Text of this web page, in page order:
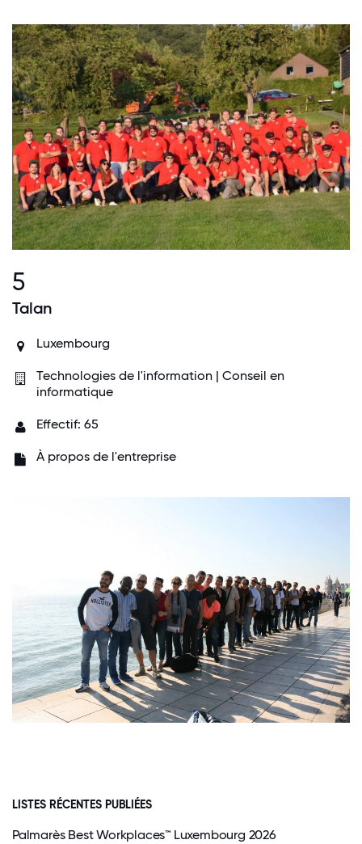
5
Talan
Luxembourg
Technologies de l'information | Conseil en
informatique
Effectif: 65
À propos de l'entreprise
LISTES RÉCENTES PUBLIÉES
Palmarès Best Workplaces™ Luxembourg 2026